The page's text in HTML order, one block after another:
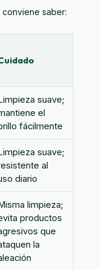
saber:
suave;
el
fácilmente
suave;
al
diario
limpieza;
productos
que
la